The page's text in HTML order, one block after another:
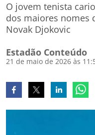
O jovem tenista
dos maiores nomes
Novak Djokovic
Estadão Conteúdo
21 de maio de 2026 às